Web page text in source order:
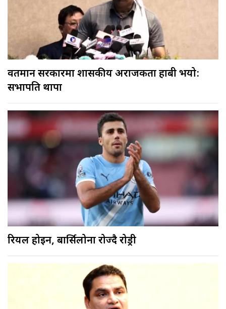
वर्तमान सरकारमा शासकीय अराजकता हाबी भयो:
सभापति थापा
रियल होइन, बार्सिलोना रोज्दै रोड्री